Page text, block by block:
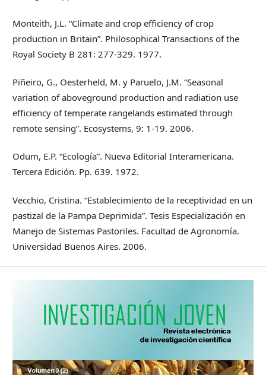
Monteith, J.L. “Climate and crop efficiency of crop
production in Britain”. Philosophical Transactions of the
Royal Society B 281: 277-329. 1977.
Piñeiro, G., Oesterheld, M. y Paruelo, J.M. “Seasonal
variation of aboveground production and radiation use
efficiency of temperate rangelands estimated through
remote sensing”. Ecosystems, 9: 1-19. 2006.
Odum, E.P. “Ecología”. Nueva Editorial Interamericana.
Tercera Edición. Pp. 639. 1972.
Vecchio, Cristina. “Establecimiento de la receptividad en un
pastizal de la Pampa Deprimida”. Tesis Especialización en
Manejo de Sistemas Pastoriles. Facultad de Agronomía.
Universidad Buenos Aires. 2006.